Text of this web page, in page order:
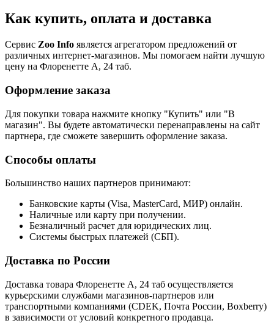
Как купить, оплата и доставка
Сервис Zoo Info является агрегатором предложений от
различных интернет-магазинов. Мы помогаем найти лучшую
цену на Флоренетте А, 24 таб.
Оформление заказа
Для покупки товара нажмите кнопку "Купить" или "В
магазин". Вы будете автоматически перенаправлены на сайт
партнера, где сможете завершить оформление заказа.
Способы оплаты
Большинство наших партнеров принимают:
Банковские карты (Visa, MasterCard, МИР) онлайн.
Наличные или карту при получении.
Безналичный расчет для юридических лиц.
Системы быстрых платежей (СБП).
Доставка по России
Доставка товара Флоренетте А, 24 таб осуществляется
курьерскими службами магазинов-партнеров или
транспортными компаниями (CDEK, Почта России, Boxberry)
в зависимости от условий конкретного продавца.